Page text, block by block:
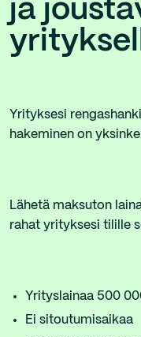
ja
Yrityksesi
hakeminen on
Lähetä maksuton
rahat yrityksesi tilille
Yrityslainaa 500
Ei sitoutumisaikaa